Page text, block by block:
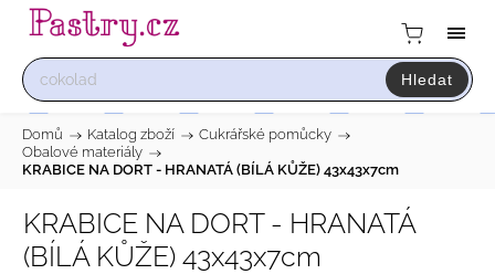
Hledat
Domů / Katalog zboží / Cukrářské pomůcky /
Obalové materiály /
KRABICE NA DORT - HRANATÁ (BÍLÁ KŮŽE) 43x43x7cm
KRABICE NA DORT - HRANATÁ
(BÍLÁ KŮŽE) 43x43x7cm